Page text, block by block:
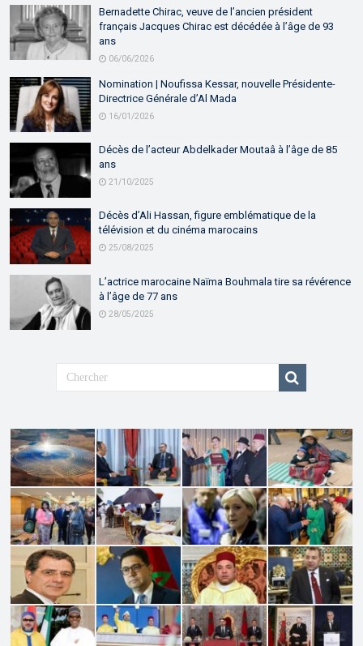
Bernadette Chirac, veuve de l’ancien président
français Jacques Chirac est décédée à l’âge de 93
ans
06/06/2026
Nomination | Noufissa Kessar, nouvelle Présidente-
Directrice Générale d’Al Mada
16/01/2026
Décès de l’acteur Abdelkader Moutaâ à l’âge de 85
ans
21/10/2025
Décès d’Ali Hassan, figure emblématique de la
télévision et du cinéma marocains
25/08/2025
L’actrice marocaine Naïma Bouhmala tire sa révérence
à l’âge de 77 ans
28/05/2025